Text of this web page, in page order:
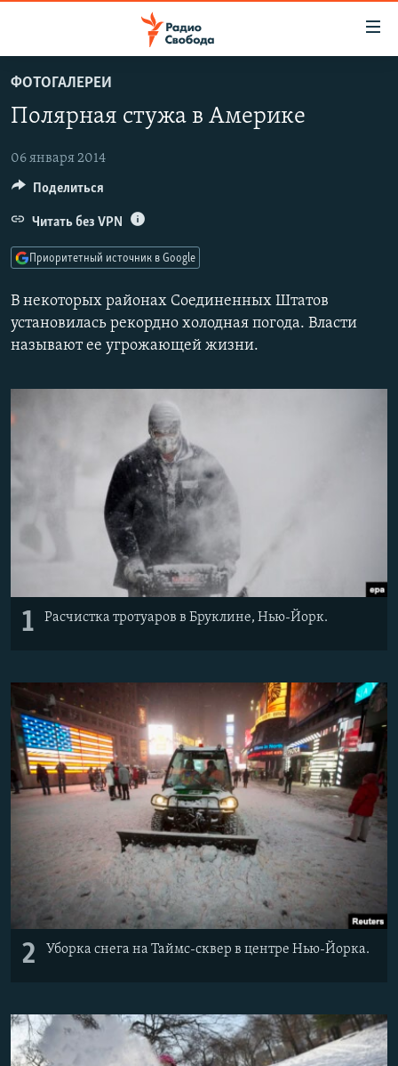
упрощенного
доступа
Вернуться
основному
содержанию
Вернутся
главной
Вернутся
поиску
ПОДКАСТЫ
АВТОРСКИЕ ПРОЕКТЫ
ЦИТАТЫ СВОБОДЫ
МНЕНИЯ
КУЛЬТУРА
КАВКАЗ.РЕАЛИИ
СЕВЕР.РЕАЛИИ
РАСПИСАНИЕ ВЕЩАНИЯ
ПОДПИШИТЕСЬ НА РАССЫЛКУ
СОЦИАЛЬНЫЕ СЕТИ
Все сайты РСЕ/РС
ФОТОГАЛЕРЕИ
Полярная стужа в Америке
06 января 2014
В некоторых районах Соединенных Штатов
установилась рекордно холодная погода. Власти
называют ее угрожающей жизни.
1 Расчистка тротуаров в Бруклине, Нью-Йорк.
2 Уборка снега на Таймс-сквер в центре Нью-Йорка.
Поделиться
Читать без VPN
Приоритетный источник в Google